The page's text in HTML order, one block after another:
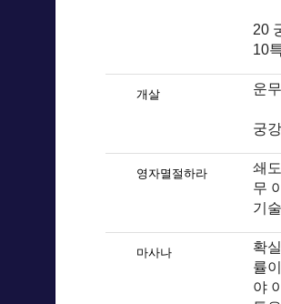
20
10
개살 운
궁
영자멸절하라
쇄
무
기
마사나
확
률
야